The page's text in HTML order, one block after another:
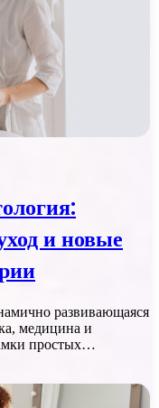
и новые
развивающаяся
медицина и
простых…